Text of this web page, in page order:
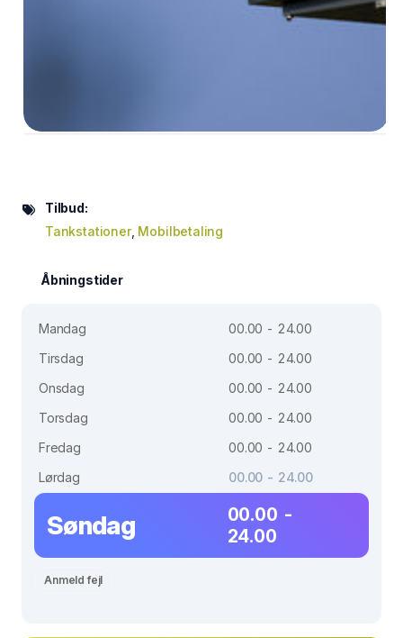
Tilbud:
Tankstationer, Mobilbetaling
Åbningstider
Mandag
00.00 - 24.00
Tirsdag
00.00 - 24.00
Onsdag
00.00 - 24.00
Torsdag
00.00 - 24.00
Fredag
00.00 - 24.00
Lørdag
00.00 - 24.00
Søndag
00.00 -
24.00
Anmeld fejl